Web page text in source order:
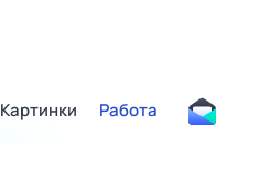
Картинки Работа